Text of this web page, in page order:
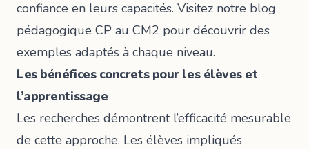
confiance en leurs capacités. Visitez notre blog
pédagogique CP au CM2 pour découvrir des
exemples adaptés à chaque niveau.
Les bénéfices concrets pour les élèves et
l’apprentissage
Les recherches démontrent l’efficacité mesurable
de cette approche. Les élèves impliqués